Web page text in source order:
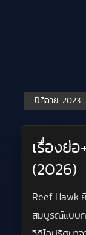
ปีที่ฉาย 2023
เรื่องย่
(2026)
Reef Hawk
สมบูรณ์แบบก